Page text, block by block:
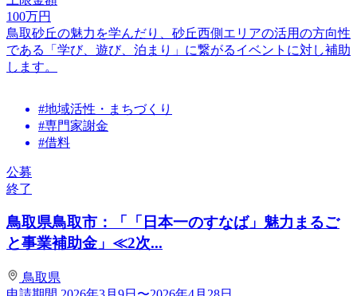
100万円
鳥取砂丘の魅力を学んだり、砂丘西側エリアの活用の方向性
である「学び、遊び、泊まり」に繋がるイベントに対し補助
します。
#地域活性・まちづくり
#専門家謝金
#借料
公募
終了
鳥取県鳥取市：「「日本一のすなば」魅力まるご
と事業補助金」≪2次...
鳥取県